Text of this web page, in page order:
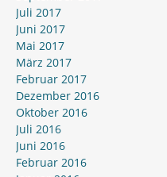
Juli 2017
Juni 2017
Mai 2017
März 2017
Februar 2017
Dezember 2016
Oktober 2016
Juli 2016
Juni 2016
Februar 2016